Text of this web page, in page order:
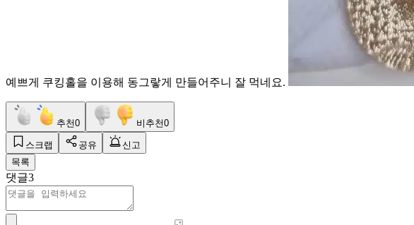
예쁘게 쿠킹홀을 이용해 동그랗게 만들어주니 잘 먹네요.
추천0 비추천0
스크랩 공유
신고
목록
댓글3